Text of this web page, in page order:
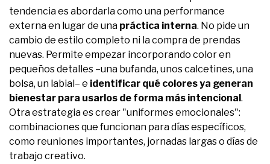
tendencia es abordarla como una performance
externa en lugar de una práctica interna. No pide un
cambio de estilo completo ni la compra de prendas
nuevas. Permite empezar incorporando color en
pequeños detalles –una bufanda, unos calcetines, una
bolsa, un labial– e identificar qué colores ya generan
bienestar para usarlos de forma más intencional .
Otra estrategia es crear "uniformes emocionales":
combinaciones que funcionan para días específicos,
como reuniones importantes, jornadas largas o días de
trabajo creativo.